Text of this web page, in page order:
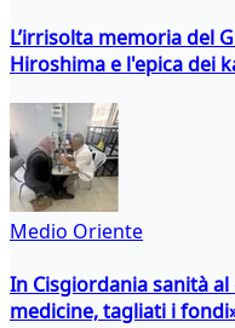
L’irrisolta memoria del
Hiroshima e l'epica dei
Medio Oriente
In Cisgiordania sanità
medicine, tagliati i